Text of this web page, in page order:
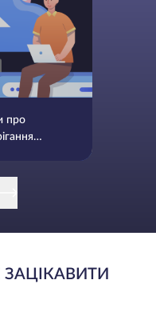
про